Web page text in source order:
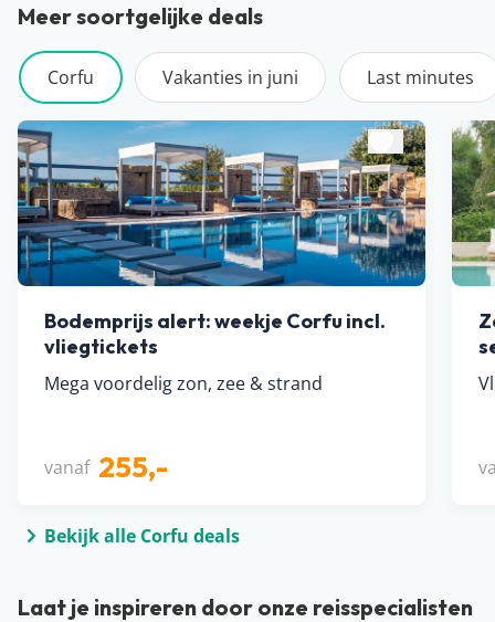
Meer soortgelijke deals
Corfu Vakanties in juni Last minutes
Bodemprijs alert: weekje Corfu incl.
vliegtickets
Mega voordelig zon, zee & strand
vanaf 255,-
Bekijk alle Corfu deals
Laat je inspireren door onze reisspecialisten